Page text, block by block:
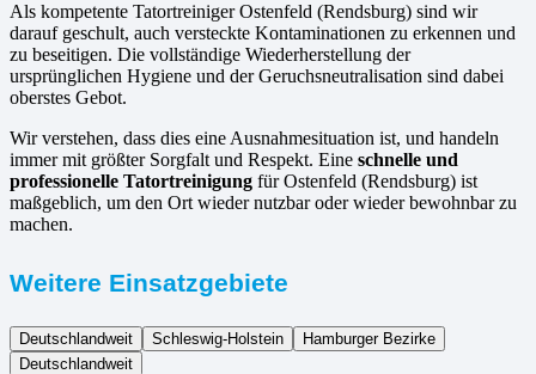
Als kompetente Tatortreiniger Ostenfeld (Rendsburg) sind wir
darauf geschult, auch versteckte Kontaminationen zu erkennen und
zu beseitigen. Die vollständige Wiederherstellung der
ursprünglichen Hygiene und der Geruchsneutralisation sind dabei
oberstes Gebot.
Wir verstehen, dass dies eine Ausnahmesituation ist, und handeln
immer mit größter Sorgfalt und Respekt. Eine schnelle und
professionelle Tatortreinigung für Ostenfeld (Rendsburg) ist
maßgeblich, um den Ort wieder nutzbar oder wieder bewohnbar zu
machen.
Weitere Einsatzgebiete
Deutschlandweit Schleswig-Holstein
Hamburger Bezirke
Deutschlandweit